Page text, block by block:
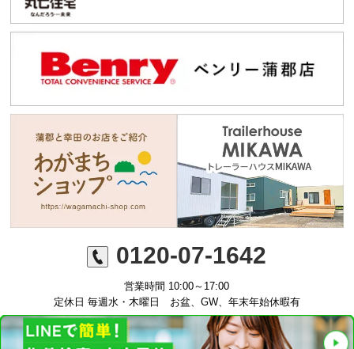
0120-07-1642
営業時間 10:00～17:00
定休日 毎週水・木曜日 お盆、GW、年末年始休暇有